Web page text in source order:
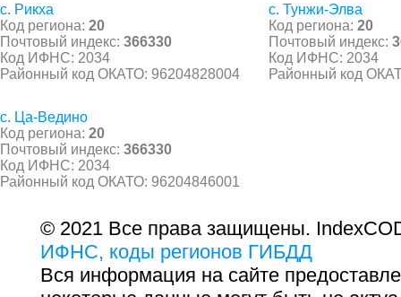
с. Рикха
Код региона: 20
Почтовый индекс: 366330
Код ИФНС: 2034
Районный код ОКАТО: 96204828004
с. Тунжи-Элва
Код региона: 20
Почтовый индекс:
Код ИФНС: 2034
Районный код
с. Ца-Ведино
Код региона: 20
Почтовый индекс: 366330
Код ИФНС: 2034
Районный код ОКАТО: 96204846001
© 2021 Все права защищены.
ИФНС, коды регионов ГИБДД
Вся информация на сайте